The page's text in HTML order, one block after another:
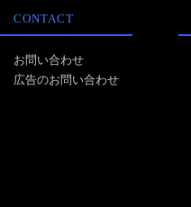
CONTACT
お問い合わせ
広告のお問い合わせ